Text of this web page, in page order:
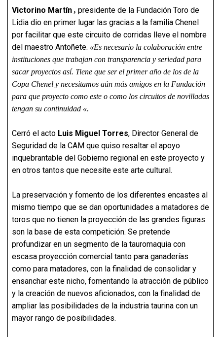
Victorino Martín , presidente de la Fundación Toro de
Lidia dio en primer lugar las gracias a la familia Chenel
por facilitar que este circuito de corridas lleve el nombre
del maestro Antoñete. «Es necesario la colaboración entre
instituciones que trabajan con transparencia y seriedad para
sacar proyectos así. Tiene que ser el primer año de los de la
Copa Chenel y necesitamos aún más amigos en la Fundación
para que proyecto como este o como los circuitos de novilladas
tengan su continuidad «.
Cerró el acto Luis Miguel Torres, Director General de
Seguridad de la CAM que quiso resaltar el apoyo
inquebrantable del Gobierno regional en este proyecto y
en otros tantos que necesite este arte cultural.
La preservación y fomento de los diferentes encastes al
mismo tiempo que se dan oportunidades a matadores de
toros que no tienen la proyección de las grandes figuras
son la base de esta competición. Se pretende
profundizar en un segmento de la tauromaquia con
escasa proyección comercial tanto para ganaderías
como para matadores, con la finalidad de consolidar y
ensanchar este nicho, fomentando la atracción de público
y la creación de nuevos aficionados, con la finalidad de
ampliar las posibilidades de la industria taurina con un
mayor rango de posibilidades.